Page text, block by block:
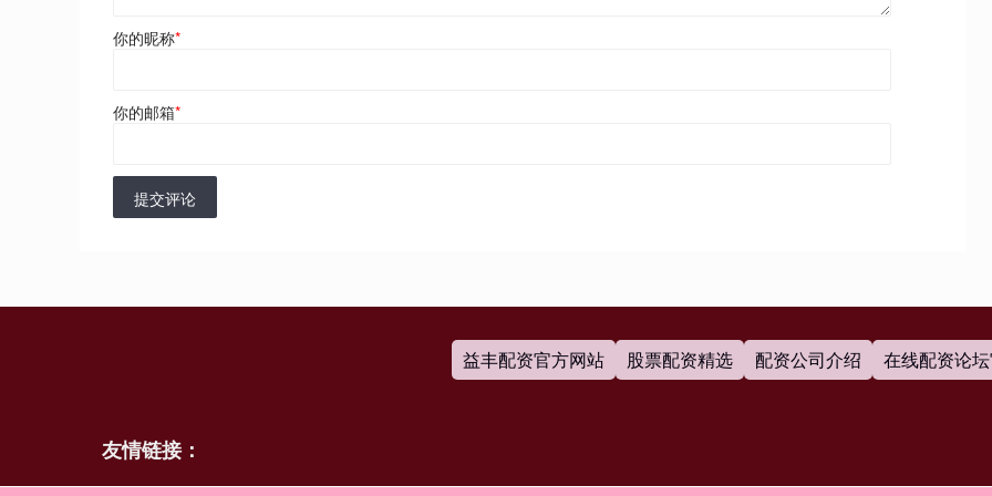
你的昵称*
你的邮箱*
提交评论
益丰配资官方网站 股票配资精选 配资公司介绍 在线配资论
友情链接：